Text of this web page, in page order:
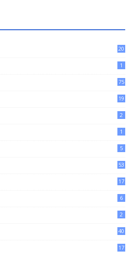
20
1
75
19
2
1
5
53
17
6
2
40
17